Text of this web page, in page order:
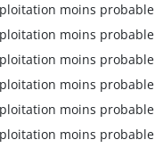
moins probable
moins probable
moins probable
moins probable
moins probable
moins probable